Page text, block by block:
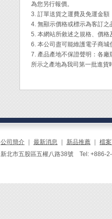
2.往
步驟
1.將
2.工
3. 建
4. 將
5. 待
成不
[使用
3. 將
適用
◆ 除
為您另行報價。
3. 訂單送貨之運費及免運金
4. 無顯示價格或標示為客訂
5. 本網站所敘述之規格、價
6. 本公司盡可能維護電子商
7. 產品產地不保證聲明：各
所示之產地為我司第一批進
公司簡介 最新消息 新品推薦
檔
新北市五股區五權八路38號 Tel: